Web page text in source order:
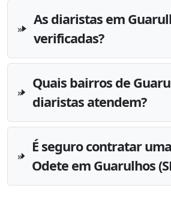
As diaristas em
verificadas?
Quais bairros de
diaristas atendem?
É seguro contratar
Odete em Guarulhos